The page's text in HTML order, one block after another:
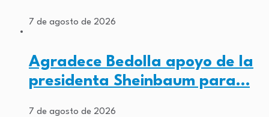
7 de agosto de 2026
Agradece Bedolla apoyo de la
presidenta Sheinbaum para…
7 de agosto de 2026